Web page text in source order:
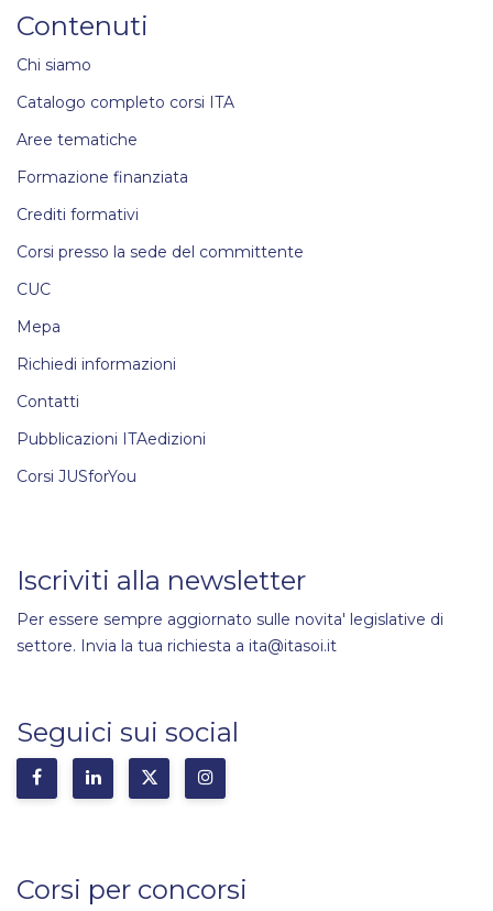
Contenuti
Chi siamo
Catalogo completo corsi ITA
Aree tematiche
Formazione finanziata
Crediti formativi
Corsi presso la sede del committente
CUC
Mepa
Richiedi informazioni
Contatti
Pubblicazioni ITAedizioni
Corsi JUSforYou
Iscriviti alla newsletter
Per essere sempre aggiornato sulle novita' legislative di
settore. Invia la tua richiesta a ita@itasoi.it
Seguici sui social
Corsi per concorsi